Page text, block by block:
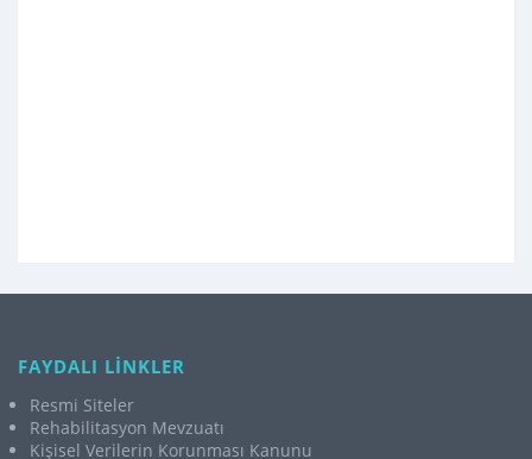
FAYDALI LİNKLER
Resmi Siteler
Rehabilitasyon Mevzuatı
Kişisel Verilerin Korunması Kanunu